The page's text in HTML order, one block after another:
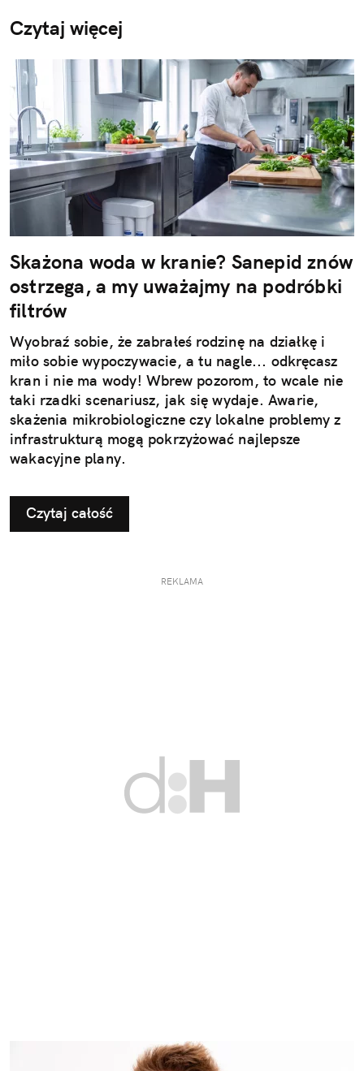
Czytaj więcej
Skażona woda w kranie? Sanepid znów
ostrzega, a my uważajmy na podróbki
filtrów
Wyobraź sobie, że zabrałeś rodzinę na działkę i
miło sobie wypoczywacie, a tu nagle... odkręcasz
kran i nie ma wody! Wbrew pozorom, to wcale nie
taki rzadki scenariusz, jak się wydaje. Awarie,
skażenia mikrobiologiczne czy lokalne problemy z
infrastrukturą mogą pokrzyżować najlepsze
wakacyjne plany.
Czytaj całość
REKLAMA